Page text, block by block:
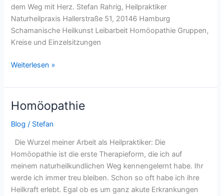
dem Weg mit Herz. Stefan Rahrig, Heilpraktiker
Naturheilpraxis Hallerstraße 51, 20146 Hamburg
Schamanische Heilkunst Leibarbeit Homöopathie Gruppen,
Kreise und Einzelsitzungen
Weiterlesen »
Homöopathie
Blog / Stefan
Die Wurzel meiner Arbeit als Heilpraktiker: Die
Homöopathie ist die erste Therapieform, die ich auf
meinem naturheilkundlichen Weg kennengelernt habe. Ihr
werde ich immer treu bleiben. Schon so oft habe ich ihre
Heilkraft erlebt. Egal ob es um ganz akute Erkrankungen
Homöopathie